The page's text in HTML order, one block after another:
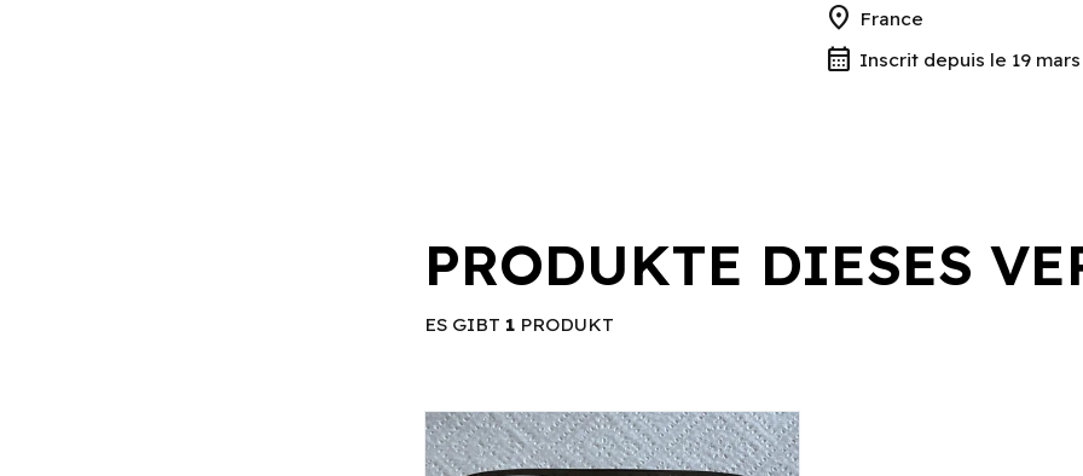
location_on France
calendar_month Inscrit depuis le 19
PRODUKTE DIESES
ES GIBT 1 PRODUKT